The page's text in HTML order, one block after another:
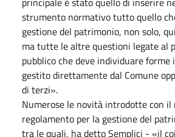
strumento normativo tutto quello
gestione del patrimonio, non solo,
ma tutte le altre questioni legate al
pubblico che deve individuare forme
gestito direttamente dal Comune
di terzi».
Numerose le novità introdotte con il
regolamento per la gestione del
tra le quali, ha detto Semplici - «il